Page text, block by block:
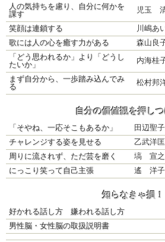
人の気持ちを慮り、自分に何かを
課す
児玉
笑顔は連鎖する 川嶋あ
歌には人の心を癒す力がある
森山良
「どう思われるか」より「どうし
たいか」
内海桂
まず自分から、一歩踏み込んでみ
る
松村邦
自分の価値観を押し
「そやね、一応そこもあるか」 田辺聖子
チャレンジする姿を見せる
乙武洋匡
周りに流されず、ただ芸を磨く
塙 宣之
にっこり笑って自己主張
遙 洋子
知らなきゃ損！
好かれる話し方 嫌われる話し方
男性脳・女性脳の取扱説明書